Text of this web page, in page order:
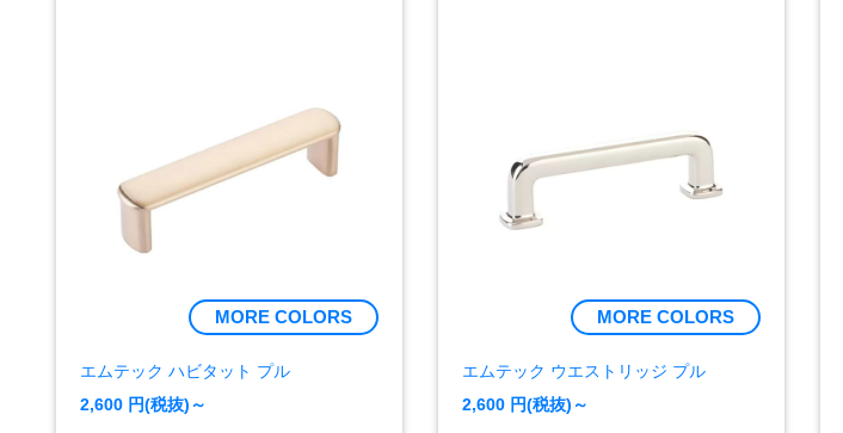
MORE COLORS
エムテック ハビタット プル
2,600 円(税抜)～
MORE COLORS
エムテック ウエストリッジ プル
2,600 円(税抜)～